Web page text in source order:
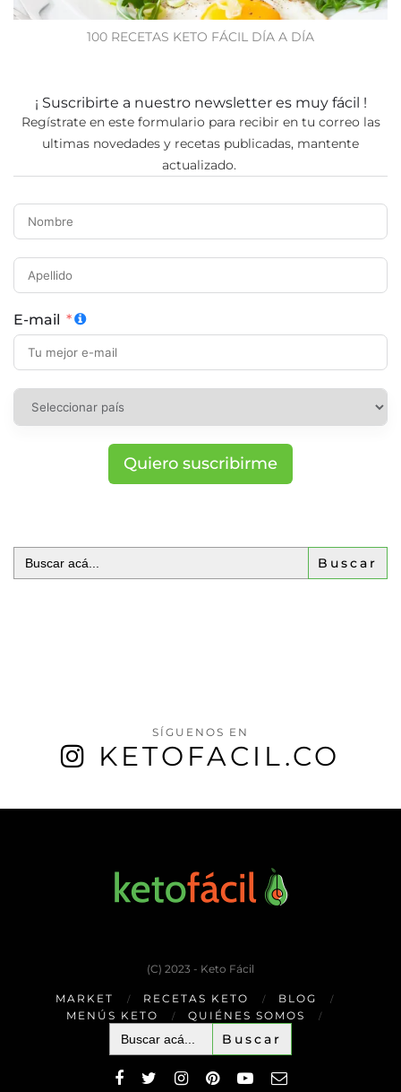
100 RECETAS KETO FÁCIL DÍA A DÍA
¡ Suscribirte a nuestro newsletter es muy fácil !
Regístrate en este formulario para recibir en tu correo las
ultimas novedades y recetas publicadas, mantente
actualizado.
E-mail
Quiero suscribirme
Buscar:
SÍGUENOS EN
KETOFACIL.CO
(C) 2023 - Keto Fácil
MARKET RECETAS KETO
BLOG
MENÚS KETO
QUIÉNES SOMOS
Buscar: